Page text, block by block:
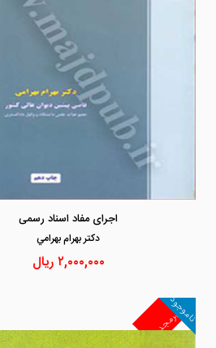
اجرای مفاد اسناد رسمی
دكتر بهرام بهرامي
۲,۰۰۰,۰۰۰ریال
غیرمجد
ناموجود